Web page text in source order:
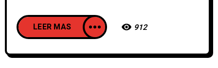
LEER MAS 912